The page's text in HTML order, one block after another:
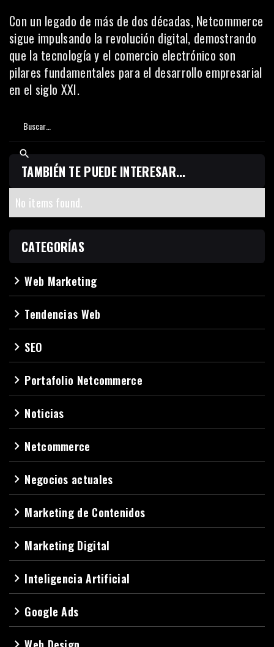
Con un legado de más de dos décadas, Netcommerce
sigue impulsando la revolución digital, demostrando
que la tecnología y el comercio electrónico son
pilares fundamentales para el desarrollo empresarial
en el siglo XXI.
TAMBIÉN TE PUEDE INTERESAR...
No items found.
CATEGORÍAS
navigate_nextWeb Marketing
navigate_next Tendencias Web
navigate_next SEO
navigate_next Portafolio Netcommerce
navigate_next Noticias
navigate_next Netcommerce
navigate_next Negocios actuales
navigate_next Marketing de Contenidos
navigate_next Marketing Digital
navigate_next Inteligencia Artificial
navigate_next Google Ads